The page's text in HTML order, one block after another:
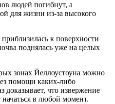
людей погибнут, а
для жизни из-за высокого
к поверхности
поднялась уже на целых
зонах Йеллоустоуна можно
помощи каких-либо
доказывает, что извержение
в любой момент.